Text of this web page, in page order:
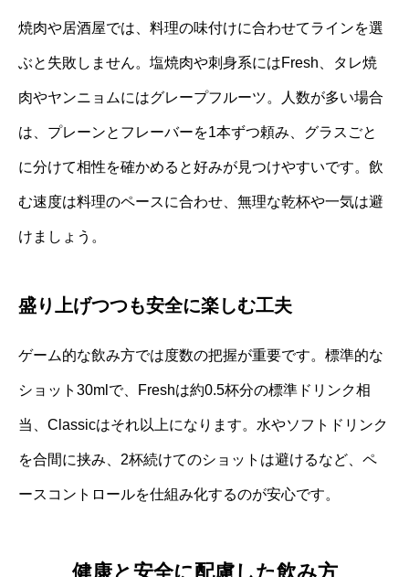
焼肉や居酒屋では、料理の味付けに合わせてラインを選
ぶと失敗しません。塩焼肉や刺身系にはFresh、タレ焼
肉やヤンニョムにはグレープフルーツ。人数が多い場合
は、プレーンとフレーバーを1本ずつ頼み、グラスごと
に分けて相性を確かめると好みが見つけやすいです。飲
む速度は料理のペースに合わせ、無理な乾杯や一気は避
けましょう。
盛り上げつつも安全に楽しむ工夫
ゲーム的な飲み方では度数の把握が重要です。標準的な
ショット30mlで、Freshは約0.5杯分の標準ドリンク相
当、Classicはそれ以上になります。水やソフトドリンク
を合間に挟み、2杯続けてのショットは避けるなど、ペ
ースコントロールを仕組み化するのが安心です。
健康と安全に配慮した飲み方